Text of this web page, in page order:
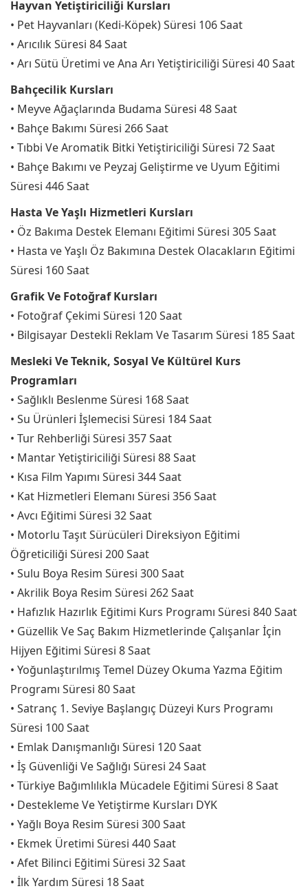
Hayvan Yetiştiriciliği Kursları
• Pet Hayvanları (Kedi-Köpek) Süresi 106 Saat
• Arıcılık Süresi 84 Saat
• Arı Sütü Üretimi ve Ana Arı Yetiştiriciliği Süresi 40 Saat
Bahçecilik Kursları
• Meyve Ağaçlarında Budama Süresi 48 Saat
• Bahçe Bakımı Süresi 266 Saat
• Tıbbi Ve Aromatik Bitki Yetiştiriciliği Süresi 72 Saat
• Bahçe Bakımı ve Peyzaj Geliştirme ve Uyum Eğitimi
Süresi 446 Saat
Hasta Ve Yaşlı Hizmetleri Kursları
• Öz Bakıma Destek Elemanı Eğitimi Süresi 305 Saat
• Hasta ve Yaşlı Öz Bakımına Destek Olacakların Eğitimi
Süresi 160 Saat
Grafik Ve Fotoğraf Kursları
• Fotoğraf Çekimi Süresi 120 Saat
• Bilgisayar Destekli Reklam Ve Tasarım Süresi 185 Saat
Mesleki Ve Teknik, Sosyal Ve Kültürel Kurs
Programları
• Sağlıklı Beslenme Süresi 168 Saat
• Su Ürünleri İşlemecisi Süresi 184 Saat
• Tur Rehberliği Süresi 357 Saat
• Mantar Yetiştiriciliği Süresi 88 Saat
• Kısa Film Yapımı Süresi 344 Saat
• Kat Hizmetleri Elemanı Süresi 356 Saat
• Avcı Eğitimi Süresi 32 Saat
• Motorlu Taşıt Sürücüleri Direksiyon Eğitimi
Öğreticiliği Süresi 200 Saat
• Sulu Boya Resim Süresi 300 Saat
• Akrilik Boya Resim Süresi 262 Saat
• Hafızlık Hazırlık Eğitimi Kurs Programı Süresi 840 Saat
• Güzellik Ve Saç Bakım Hizmetlerinde Çalışanlar İçin
Hijyen Eğitimi Süresi 8 Saat
• Yoğunlaştırılmış Temel Düzey Okuma Yazma Eğitim
Programı Süresi 80 Saat
• Satranç 1. Seviye Başlangıç Düzeyi Kurs Programı
Süresi 100 Saat
• Emlak Danışmanlığı Süresi 120 Saat
• İş Güvenliği Ve Sağlığı Süresi 24 Saat
• Türkiye Bağımlılıkla Mücadele Eğitimi Süresi 8 Saat
• Destekleme Ve Yetiştirme Kursları DYK
• Yağlı Boya Resim Süresi 300 Saat
• Ekmek Üretimi Süresi 440 Saat
• Afet Bilinci Eğitimi Süresi 32 Saat
• İlk Yardım Süresi 18 Saat